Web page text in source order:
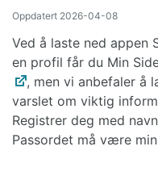
Oppdatert 2026-04-08
Ved å laste ned appen
en profil får du Min
, men vi anbefaler å
varslet om viktig
Registrer deg med
Passordet må være